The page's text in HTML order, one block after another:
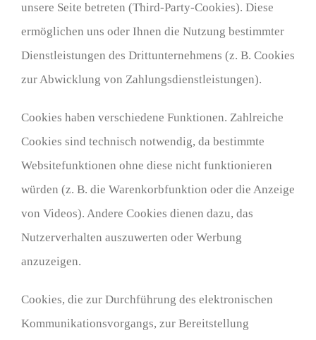
unsere Seite betreten (Third-Party-Cookies). Diese
ermöglichen uns oder Ihnen die Nutzung bestimmter
Dienstleistungen des Drittunternehmens (z. B. Cookies
zur Abwicklung von Zahlungsdienstleistungen).
Cookies haben verschiedene Funktionen. Zahlreiche
Cookies sind technisch notwendig, da bestimmte
Websitefunktionen ohne diese nicht funktionieren
würden (z. B. die Warenkorbfunktion oder die Anzeige
von Videos). Andere Cookies dienen dazu, das
Nutzerverhalten auszuwerten oder Werbung
anzuzeigen.
Cookies, die zur Durchführung des elektronischen
Kommunikationsvorgangs, zur Bereitstellung